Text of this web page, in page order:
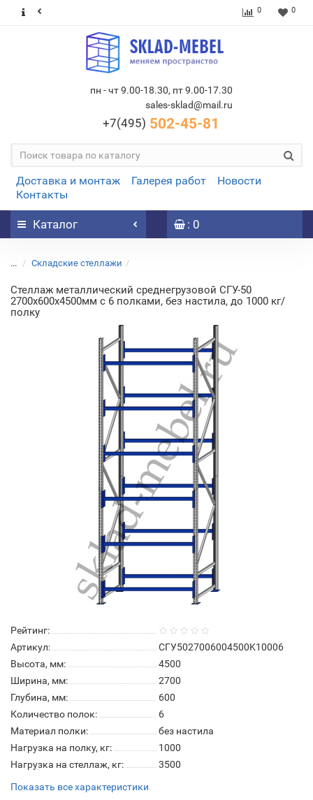
0 0
пн - чт 9.00-18.30, пт 9.00-17.30
sales-sklad@mail.ru
+7(495) 502-45-81
Доставка и монтаж Галерея работ
Новости
Контакты
Каталог : 0
... Складские стеллажи
Стеллаж металлический среднегрузовой СГУ-50
2700х600х4500мм с 6 полками, без настила, до 1000 кг/
полку
Рейтинг:
Артикул:
СГУ5027006004500K10006
Высота, мм:
4500
Ширина, мм:
2700
Глубина, мм:
600
Количество полок:
6
Материал полки:
без настила
Нагрузка на полку, кг:
1000
Нагрузка на стеллаж, кг:
3500
Показать все характеристики